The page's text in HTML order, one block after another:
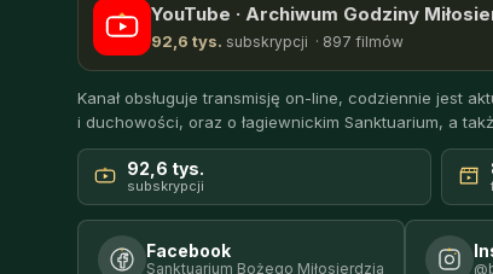
YouTube · Archiwum Godziny
92,6 tys. subskrypcji · 897 filmów
Kanał obsługuje transmisję on-line, codziennie jest
i duchowości, oraz o łagiewnickim Sanktuarium, a
92,6 tys.
subskrypcji
Facebook
Sanktuarium Bożego Miłosierdzia